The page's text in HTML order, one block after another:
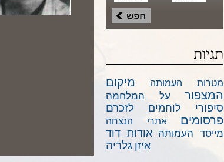
תגיות
מטרות העמותה
מיקום
המצפור
על המלחמה
סיפורי לוחמים לזכרם
פרסומים אתרי הנצחה
מייסד העמותה אודות דוד
איזן גלריה